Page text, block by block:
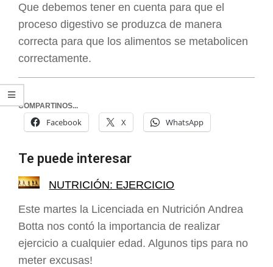
Que debemos tener en cuenta para que el
proceso digestivo se produzca de manera
correcta para que los alimentos se metabolicen
correctamente.
COMPARTINOS...
Facebook X WhatsApp
Te puede interesar
NUTRICIÓN: EJERCICIO
Este martes la Licenciada en Nutrición Andrea
Botta nos contó la importancia de realizar
ejercicio a cualquier edad. Algunos tips para no
meter excusas!